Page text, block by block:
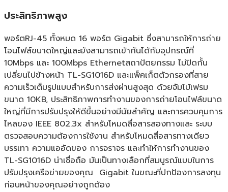
ประสิทธิภาพสูง
พอร์ตRJ-45 ทั้งหมด 16 พอร์ต Gigabit ซึ่งสามารถให้การถ่าย
โอนไฟล์ขนาดใหญ่และยังสามารถเข้ากันได้กับอุปกรณ์ที่
10Mbps และ 100Mbps Ethernetสถาปัตยกรรม ไม่ปิดกั้น
เปลี่ยนไปข้างหน้า TL-SG1016D และแพ็คเก็ตตัวกรองที่สาย
ความเร็วเต็มรูปแบบสำหรับการส่งผ่านสูงสุด ด้วยจัมโบ้เฟรม
ขนาด 10KB, ประสิทธิภาพการทำงานของการถ่ายโอนไฟล์ขนาด
ใหญ่ที่มีการปรับปรุงให้ดีขึ้นอย่างมีนัยสำคัญ และการควบคุมการ
ไหลของ IEEE 802.3x สำหรับโหมดสื่อสารสองทางและ ระบบ
ตรวจสอบความต้องการใช้งาน สำหรับโหมดสื่อสารทางเดียว
บรรเทา ความแออัดของ การจราจร และทำให้การทำงานของ
TL-SG1016D น่าเชื่อถือ มันเป็นทางเลือกที่สมบูรณ์แบบในการ
ปรับปรุงเครือข่ายของคุณ Gigabit ในขณะที่ปกป้องการลงทุน
ก่อนหน้าของคุณอย่างถูกต้อง